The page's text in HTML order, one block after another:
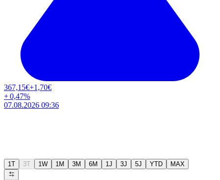
367,15€+1,70€
+0,47%
07.08.2026 09:36
1T 3T 1W 1M 3M 6M 1J 3J 5J YTD MAX